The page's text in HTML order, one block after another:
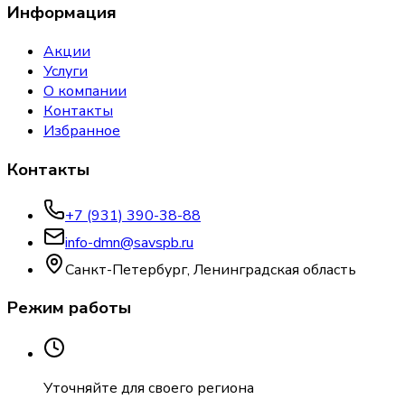
Информация
Акции
Услуги
О компании
Контакты
Избранное
Контакты
+7 (931) 390-38-88
info-dmn@savspb.ru
Санкт-Петербург, Ленинградская область
Режим работы
Уточняйте для своего региона